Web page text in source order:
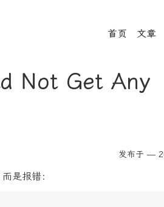
首页 文章
Not Get Any
发布于 —
是报错：